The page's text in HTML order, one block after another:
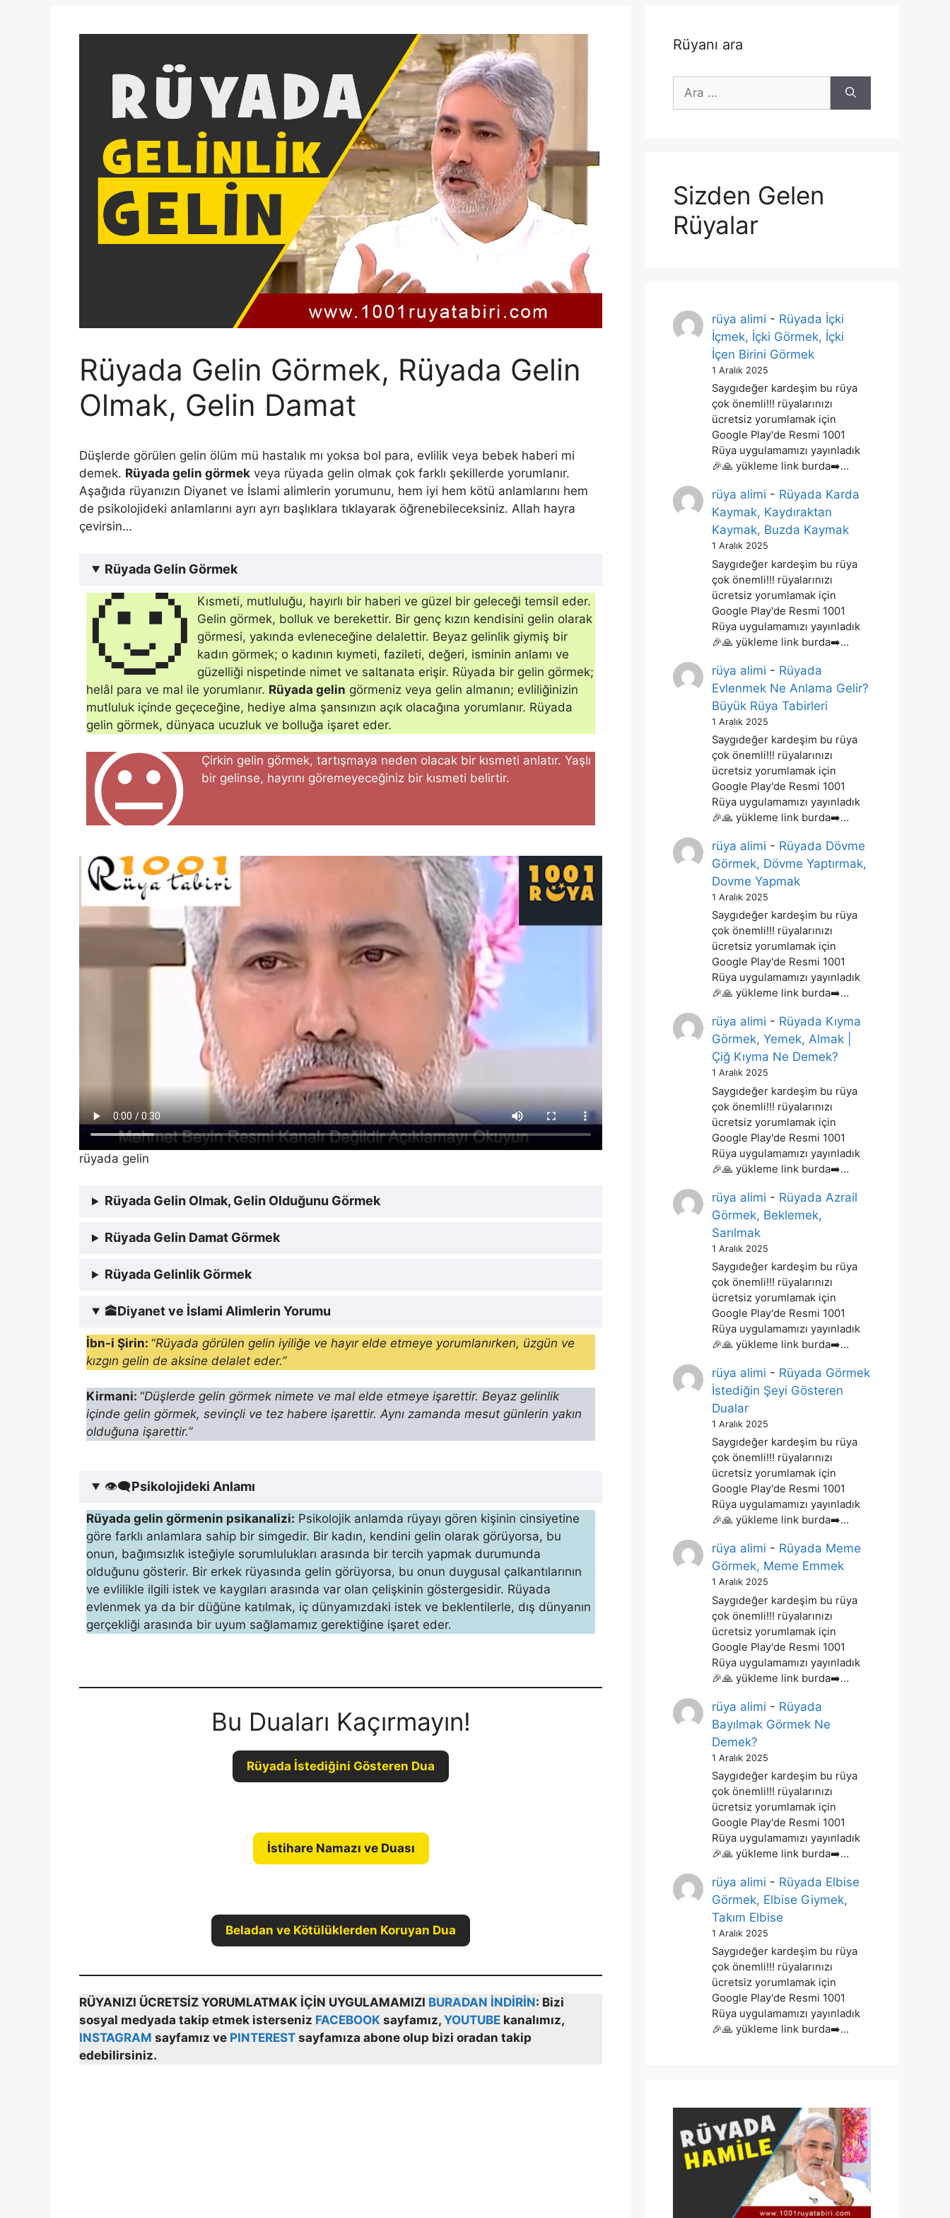
Rüyada Gelin Görmek, Rüyada Gelin
Olmak, Gelin Damat
Düşlerde görülen gelin ölüm mü hastalık mı yoksa bol para, evlilik veya bebek haberi mi
demek. Rüyada gelin görmek veya rüyada gelin olmak çok farklı şekillerde yorumlanır.
Aşağıda rüyanızın Diyanet ve İslami alimlerin yorumunu, hem iyi hem kötü anlamlarını hem
de psikolojideki anlamlarını ayrı ayrı başlıklara tıklayarak öğrenebileceksiniz. Allah hayra
çevirsin…
Rüyada Gelin Görmek
🙂
Kısmeti, mutluluğu, hayırlı bir haberi ve güzel bir ge­leceği temsil eder.
Gelin görmek, bolluk ve berekettir. Bir genç kızın kendisini gelin olarak
görmesi, yakında evleneceği­ne delalettir. Beyaz gelinlik giymiş bir
kadın görmek; o kadının kıymeti, fazileti, değeri, isminin anlamı ve
güzelliği nispetinde nimet ve saltanata erişir. Rüyada bir gelin görmek;
helâl para ve mal ile yo­rumlanır. Rüyada gelin görmeniz veya gelin almanın; evli­liğinizin
mutluluk içinde geçeceğine, hediye alma şansınızın açık olacağına yorumlanır. Rüyada
gelin görmek, dünyaca ucuzluk ve bolluğa işaret eder.
😐
Çirkin ge­lin görmek, tartışmaya neden olacak bir kısmeti anlatır. Yaşlı
bir gelinse, hayrını göremeyeceğiniz bir kısmeti belirtir.
rüyada gelin
Rüyada Gelin Olmak, Gelin Olduğunu Görmek
Rüyada Gelin Damat Görmek
Rüyada Gelinlik Görmek
🕋Diyanet ve İslami Alimlerin Yorumu
İbn-i Şirin: “Rüyada görülen gelin iyiliğe ve hayır elde etmeye yorumlanırken, üzgün ve
kızgın gelin de aksine delalet eder.”
Kirma­ni: “Düşlerde gelin görmek nimete ve mal elde etmeye işarettir. Beyaz gelinlik
içinde gelin görmek, sevinçli ve tez habere işarettir. Aynı zamanda mesut günlerin yakın
olduğuna işarettir.”
👁‍🗨Psikolojideki Anlamı
Rüyada gelin görmenin psikanalizi: Psikolojik anlamda rüyayı gören kişinin cinsiyetine
göre farklı anlamlara sahip bir simgedir. Bir kadın, kendini gelin olarak görüyorsa, bu
onun, bağım­sızlık isteğiyle sorumlulukları arasında bir tercih yap­mak durumunda
olduğunu gösterir. Bir erkek rüyasında gelin görüyorsa, bu onun duygusal çalkantılarının
ve evlilikle ilgili istek ve kaygıları arasında var olan çeliş­kinin göstergesidir. Rüyada
evlenmek ya da bir düğüne katılmak, iç dünyamızdaki istek ve beklentilerle, dış dünyanın
gerçekliği ara­sında bir uyum sağlamamız gerektiğine işaret eder.
Bu Duaları Kaçırmayın!
Rüyada İstediğini Gösteren Dua
İstihare Namazı ve Duası
Beladan ve Kötülüklerden Koruyan Dua
RÜYANIZI ÜCRETSİZ YORUMLATMAK İÇİN UYGULAMAMIZI BURADAN İNDİRİN: Bizi
sosyal medyada takip etmek isterseniz FACEBOOK sayfamız, YOUTUBE kanalımız,
INSTAGRAM sayfamız ve PINTEREST sayfamıza abone olup bizi oradan takip
edebilirsiniz.
Rüyanı ara
için
Sizden Gelen
Rüyalar
rüya alimi - Rüyada İçki
İçmek, İçki Görmek, İçki
İçen Birini Görmek
1 Aralık 2025
Saygıdeğer kardeşim bu rüya
çok önemli!!! rüyalarınızı
ücretsiz yorumlamak için
Google Play'de Resmi 1001
Rüya uygulamamızı yayınladık
🎉🙏 yükleme link burda➡️…
rüya alimi - Rüyada Karda
Kaymak, Kaydıraktan
Kaymak, Buzda Kaymak
1 Aralık 2025
Saygıdeğer kardeşim bu rüya
çok önemli!!! rüyalarınızı
ücretsiz yorumlamak için
Google Play'de Resmi 1001
Rüya uygulamamızı yayınladık
🎉🙏 yükleme link burda➡️…
rüya alimi - Rüyada
Evlenmek Ne Anlama Gelir?
Büyük Rüya Tabirleri
1 Aralık 2025
Saygıdeğer kardeşim bu rüya
çok önemli!!! rüyalarınızı
ücretsiz yorumlamak için
Google Play'de Resmi 1001
Rüya uygulamamızı yayınladık
🎉🙏 yükleme link burda➡️…
rüya alimi - Rüyada Dövme
Görmek, Dövme Yaptırmak,
Dovme Yapmak
1 Aralık 2025
Saygıdeğer kardeşim bu rüya
çok önemli!!! rüyalarınızı
ücretsiz yorumlamak için
Google Play'de Resmi 1001
Rüya uygulamamızı yayınladık
🎉🙏 yükleme link burda➡️…
rüya alimi - Rüyada Kıyma
Görmek, Yemek, Almak |
Çiğ Kıyma Ne Demek?
1 Aralık 2025
Saygıdeğer kardeşim bu rüya
çok önemli!!! rüyalarınızı
ücretsiz yorumlamak için
Google Play'de Resmi 1001
Rüya uygulamamızı yayınladık
🎉🙏 yükleme link burda➡️…
rüya alimi - Rüyada Azrail
Görmek, Beklemek,
Sarılmak
1 Aralık 2025
Saygıdeğer kardeşim bu rüya
çok önemli!!! rüyalarınızı
ücretsiz yorumlamak için
Google Play'de Resmi 1001
Rüya uygulamamızı yayınladık
🎉🙏 yükleme link burda➡️…
rüya alimi - Rüyada Görmek
İstediğin Şeyi Gösteren
Dualar
1 Aralık 2025
Saygıdeğer kardeşim bu rüya
çok önemli!!! rüyalarınızı
ücretsiz yorumlamak için
Google Play'de Resmi 1001
Rüya uygulamamızı yayınladık
🎉🙏 yükleme link burda➡️…
rüya alimi - Rüyada Meme
Görmek, Meme Emmek
1 Aralık 2025
Saygıdeğer kardeşim bu rüya
çok önemli!!! rüyalarınızı
ücretsiz yorumlamak için
Google Play'de Resmi 1001
Rüya uygulamamızı yayınladık
🎉🙏 yükleme link burda➡️…
rüya alimi - Rüyada
Bayılmak Görmek Ne
Demek?
1 Aralık 2025
Saygıdeğer kardeşim bu rüya
çok önemli!!! rüyalarınızı
ücretsiz yorumlamak için
Google Play'de Resmi 1001
Rüya uygulamamızı yayınladık
🎉🙏 yükleme link burda➡️…
rüya alimi - Rüyada Elbise
Görmek, Elbise Giymek,
Takım Elbise
1 Aralık 2025
Saygıdeğer kardeşim bu rüya
çok önemli!!! rüyalarınızı
ücretsiz yorumlamak için
Google Play'de Resmi 1001
Rüya uygulamamızı yayınladık
🎉🙏 yükleme link burda➡️…